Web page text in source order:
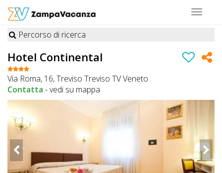
Toggle
STRUTTURE
A
DOG
LUOGHI
DOG
Percorso di ricerca
Hotel Continental
Via Roma, 16, Treviso Treviso TV Veneto
Contatta -vedi su mappa